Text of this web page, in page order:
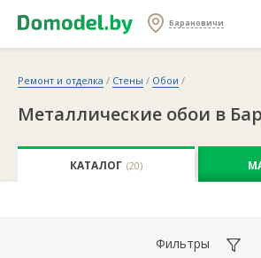
Барановичи
Ремонт и отделка / Стены / Обои /
Металлические обои в
КАТАЛОГ (20)
Фильтры